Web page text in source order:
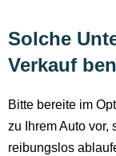
Solche
Verkauf
Bitte bereite im
zu Ihrem Auto vor,
reibungslos